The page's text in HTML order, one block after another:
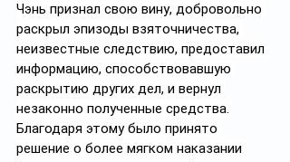
Чэнь признал свою вину, добровольно
раскрыл эпизоды взяточничества,
неизвестные следствию, предоставил
информацию, способствовавшую
раскрытию других дел, и вернул
незаконно полученные средства.
Благодаря этому было принято
решение о более мягком наказании